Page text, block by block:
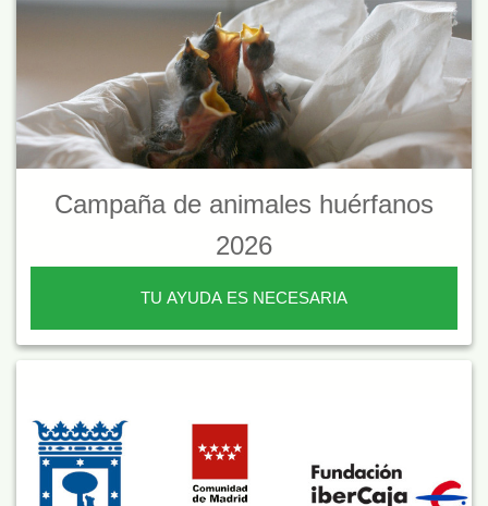
Campaña de animales huérfanos
2026
TU AYUDA ES NECESARIA